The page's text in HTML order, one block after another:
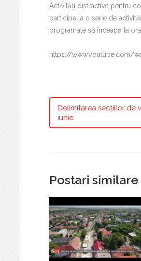
Activități distractive pentru
participe la o serie de
programate să înceapă la
https://www.youtube.com/
Delimitarea secțiilor de
iunie
Postari similare